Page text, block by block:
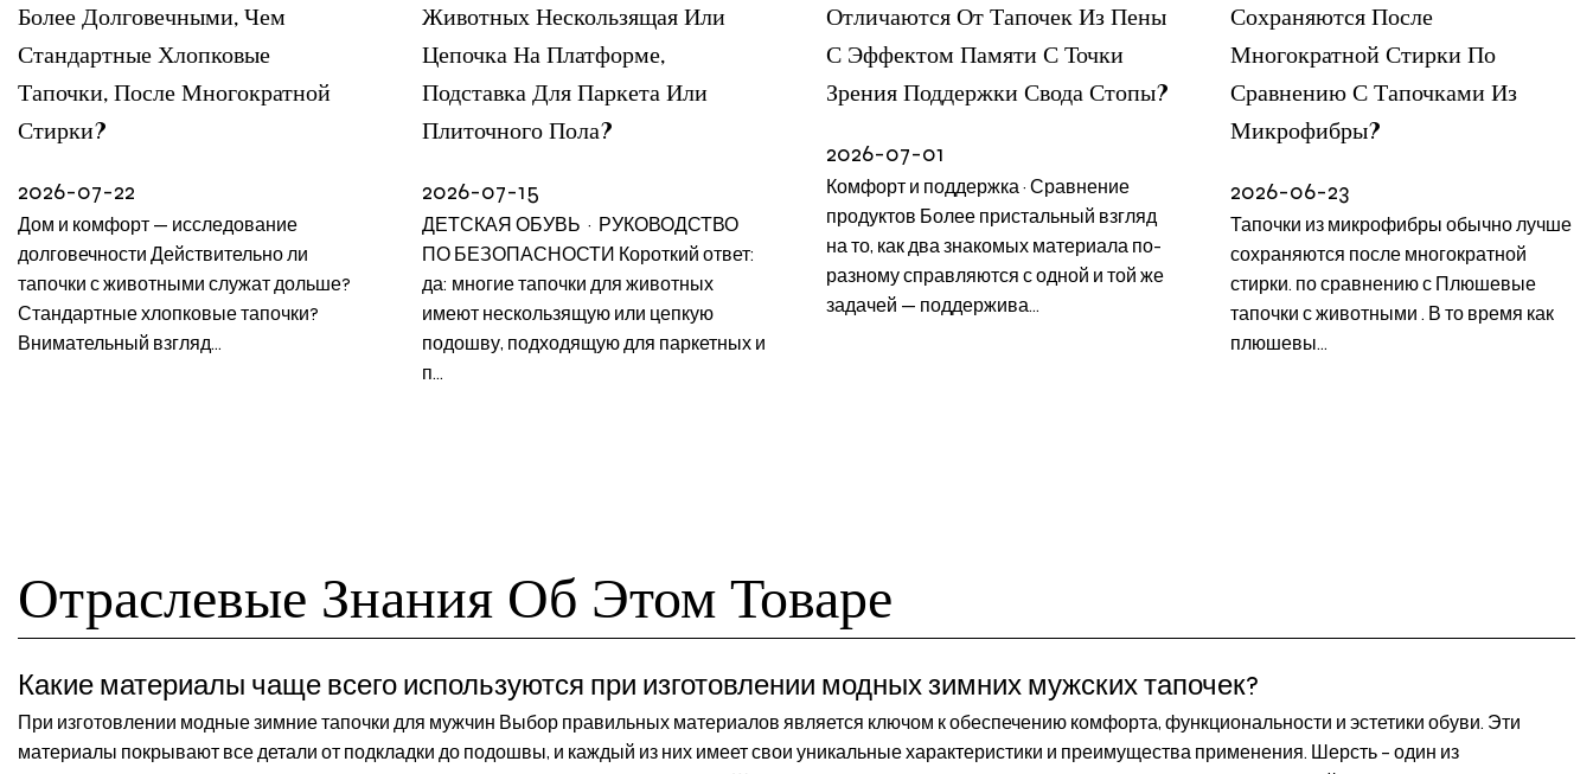
Более Долговечными, Чем
Стандартные Хлопковые
Тапочки, После Многократной
Стирки?
2026-07-22
Дом и комфорт — исследование
долговечности Действительно ли
тапочки с животными служат дольше?
Стандартные хлопковые тапочки?
Внимательный взгляд...
Животных Нескользящая Или
Цепочка На Платформе,
Подставка Для Паркета Или
Плиточного Пола?
2026-07-15
ДЕТСКАЯ ОБУВЬ · РУКОВОДСТВО
ПО БЕЗОПАСНОСТИ Короткий ответ:
да: многие тапочки для животных
имеют нескользящую или цепкую
подошву, подходящую для паркетных и
п...
Отличаются От Тапочек Из Пены
С Эффектом Памяти С Точки
Зрения Поддержки Свода Стопы?
2026-07-01
Комфорт и поддержка · Сравнение
продуктов Более пристальный взгляд
на то, как два знакомых материала по-
разному справляются с одной и той же
задачей — поддержива...
Сохраняются После
Многократной Стирки По
Сравнению С Тапочками Из
Микрофибры?
2026-06-23
Тапочки из микрофибры обычно лучше
сохраняются после многократной
стирки. по сравнению с Плюшевые
тапочки с животными . В то время как
плюшевы...
Отраслевые Знания Об Этом Товаре
Какие материалы чаще всего используются при изготовлении модных зимних мужских тапочек?
При изготовлении модные зимние тапочки для мужчин Выбор правильных материалов является ключом к обеспечению комфорта, функциональности и эстетики обуви. Эти
материалы покрывают все детали от подкладки до подошвы, и каждый из них имеет свои уникальные характеристики и преимущества применения. Шерсть – один из